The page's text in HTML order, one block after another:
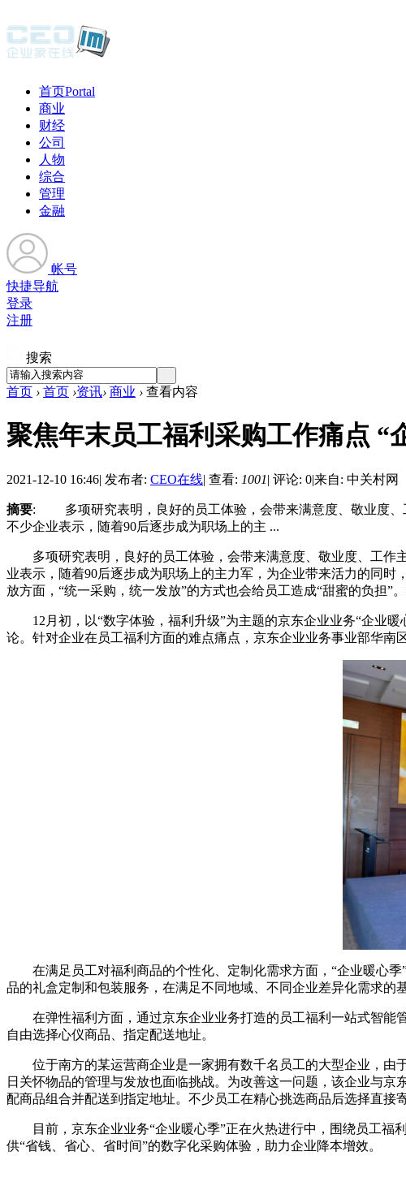
首页Portal
商业
财经
公司
人物
综合
管理
金融
帐号
快捷导航
登录
注册
搜索
首页 › 首页 ›资讯› 商业 › 查看内容
聚焦年末员工福利采购工作痛点 “
2021-12-10 16:46| 发布者: CEO在线| 查看: 1001| 评论: 0|来自: 中关村网
摘要: 多项研究表明，良好的员工体验，会带来满意度、敬业度、
不少企业表示，随着90后逐步成为职场上的主 ...
多项研究表明，良好的员工体验，会带来满意度、敬业度、工作
业表示，随着90后逐步成为职场上的主力军，为企业带来活力的同
放方面，“统一采购，统一发放”的方式也会给员工造成“甜蜜的负担”
12月初，以“数字体验，福利升级”为主题的京东企业业务“企业暖
论。针对企业在员工福利方面的难点痛点，京东企业业务事业部华南
在满足员工对福利商品的个性化、定制化需求方面，“企业暖心季
品的礼盒定制和包装服务，在满足不同地域、不同企业差异化需求的
在弹性福利方面，通过京东企业业务打造的员工福利一站式智能
自由选择心仪商品、指定配送地址。
位于南方的某运营商企业是一家拥有数千名员工的大型企业，由
日关怀物品的管理与发放也面临挑战。为改善这一问题，该企业与
配商品组合并配送到指定地址。不少员工在精心挑选商品后选择直接
目前，京东企业业务“企业暖心季”正在火热进行中，围绕员工福
供“省钱、省心、省时间”的数字化采购体验，助力企业降本增效。